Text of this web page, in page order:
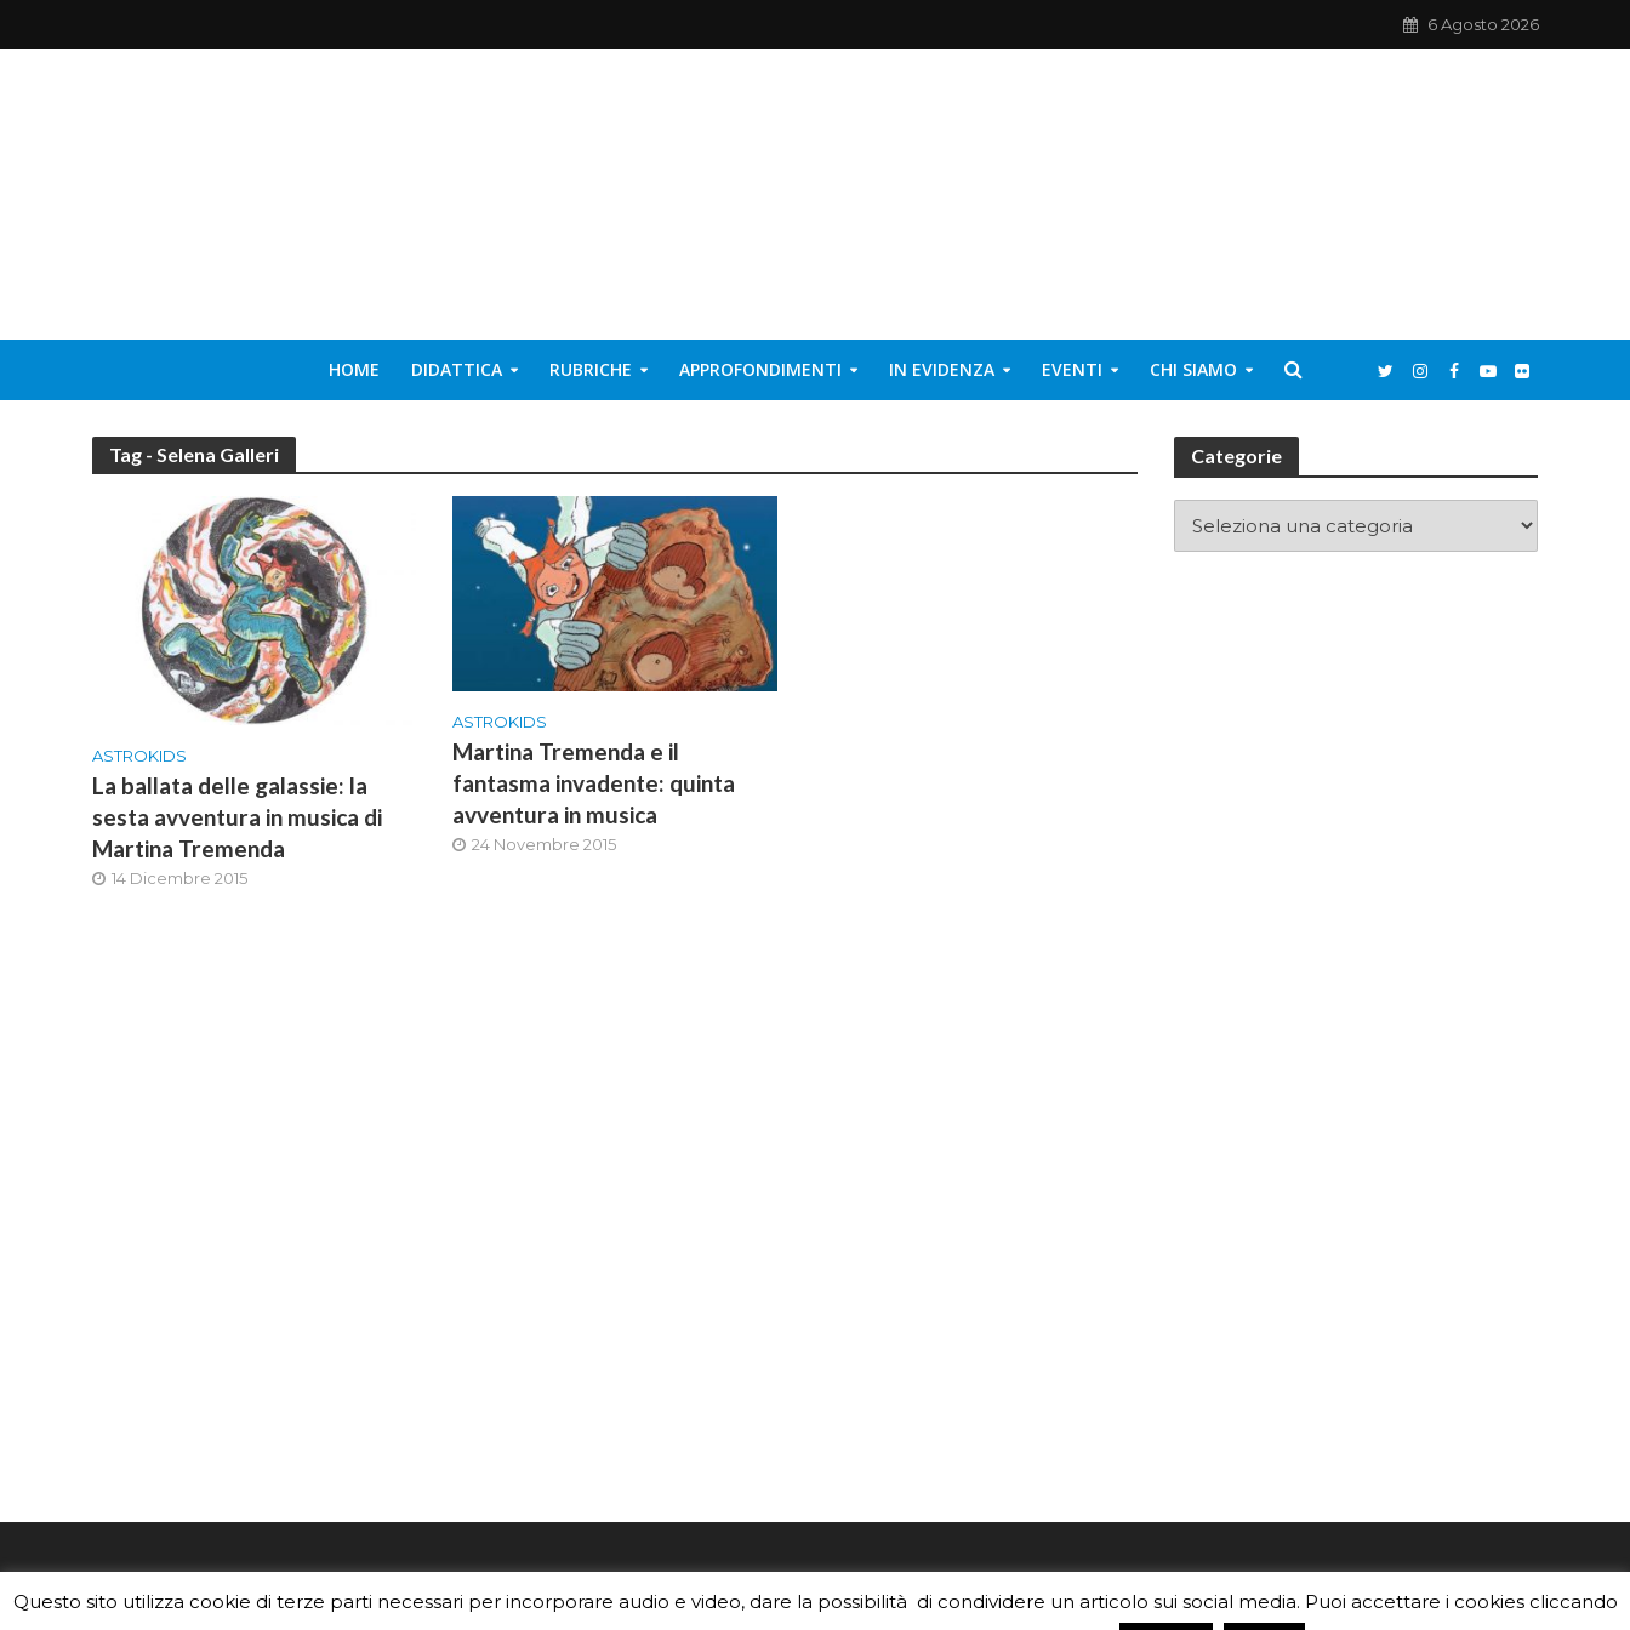
6 Agosto 2026
HOME DIDATTICA RUBRICHE APPROFONDIMENTI IN EVIDENZA EVENTI CHI SIAMO
Tag - Selena Galleri
ASTROKIDS
La ballata delle galassie: la
sesta avventura in musica di
Martina Tremenda
14 Dicembre 2015
ASTROKIDS
Martina Tremenda e il
fantasma invadente: quinta
avventura in musica
24 Novembre 2015
Categorie
divulgazione dell'INAF,Istituto
Leggi i Crediti.
risponde, per inviarci le tue foto o i
brochureda distribuire nella tua
Questo sito utilizza cookie di terze parti necessari per incorporare audio e video, dare la possibilità di condividere un articolo sui social media. Puoi accettare i cookies cliccando